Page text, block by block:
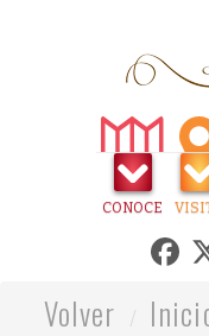
CONOCE
Volver